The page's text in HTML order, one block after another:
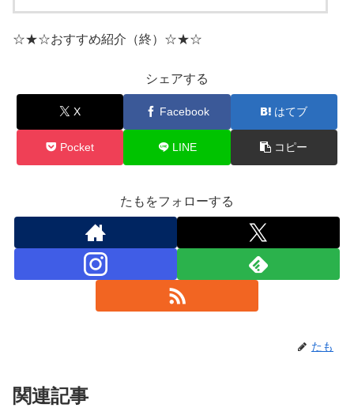
☆★☆おすすめ紹介（終）☆★☆
シェアする
X Facebook はてブ
Pocket LINE コピー
たもをフォローする
たも
関連記事